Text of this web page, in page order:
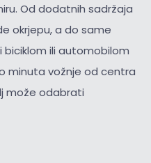
Od dodatnih sadržaja
okrjepu, a do same
ili automobilom
minuta vožnje od centra
može odabrati